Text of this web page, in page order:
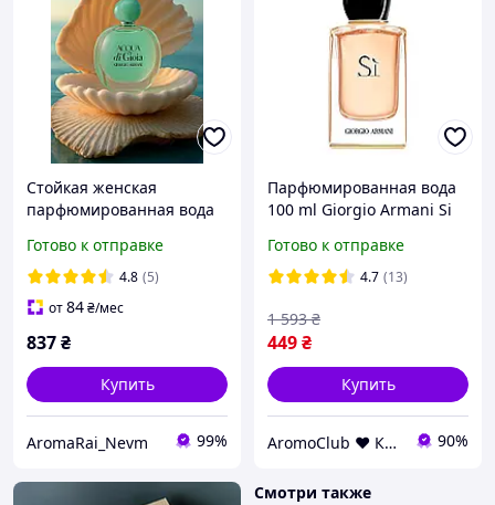
Стойкая женская
парфюмированная вода
Gioia (Армани Аква Ди
Джоя)100 мл Свежий
цветочно-водный аромат
Готово к отправке
4.8 (5)
от84₴/мес
837₴
Купить
AromaRai_Nevm 99%
Парфюмированная вода
100 ml Giorgio Armani Si
Духи Женские)
Готово к отправке
4.7 (13)
449₴
1 593 ₴
Купить
AromoClub ❤ Качественная парфюмерия в Украине 90%
Смотри также